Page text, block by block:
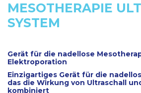
MESOTHERAPIE
SYSTEM
Gerät für die nadellose
Elektroporation
Einzigartiges Gerät für die
das die Wirkung von Ultraschall
kombiniert